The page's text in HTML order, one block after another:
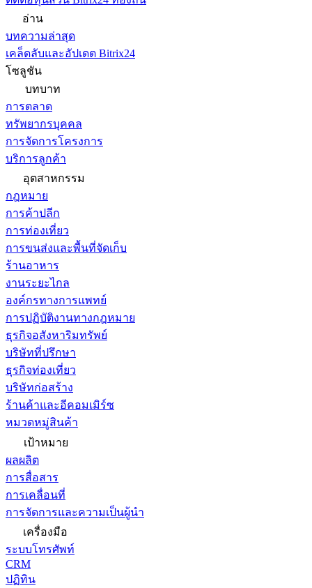
อ่าน
บทความล่าสุด
เคล็ดลับและอัปเดต Bitrix24
โซลูชัน
บทบาท
การตลาด
ทรัพยากรบุคคล
การจัดการโครงการ
บริการลูกค้า
อุตสาหกรรม
กฎหมาย
การค้าปลีก
การท่องเที่ยว
การขนส่งและพื้นที่จัดเก็บ
ร้านอาหาร
งานระยะไกล
องค์กรทางการแพทย์
การปฏิบัติงานทางกฎหมาย
ธุรกิจอสังหาริมทรัพย์
บริษัทที่ปรึกษา
ธุรกิจท่องเที่ยว
บริษัทก่อสร้าง
ร้านค้าและอีคอมเมิร์ซ
หมวดหมู่สินค้า
เป้าหมาย
ผลผลิต
การสื่อสาร
การเคลื่อนที่
การจัดการและความเป็นผู้นำ
เครื่องมือ
ระบบโทรศัพท์
CRM
ปฏิทิน